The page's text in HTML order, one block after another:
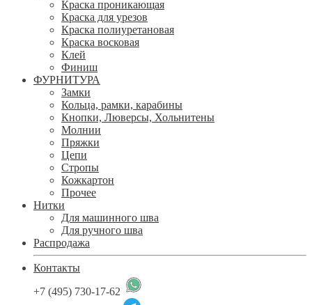
Краска проникающая
Краска для урезов
Краска полиуретановая
Краска восковая
Клей
Финиш
ФУРНИТУРА
Замки
Кольца, рамки, карабины
Кнопки, Люверсы, Хольнитены
Молнии
Пряжки
Цепи
Стропы
Кожкартон
Прочее
Нитки
Для машинного шва
Для ручного шва
Распродажа
Контакты
+7 (495) 730-17-62